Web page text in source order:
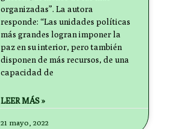
organizadas”. La autora
responde: “Las unidades políticas
más grandes logran imponer la
paz en su interior, pero también
disponen de más recursos, de una
capacidad de
LEER MÁS »
21 mayo, 2022